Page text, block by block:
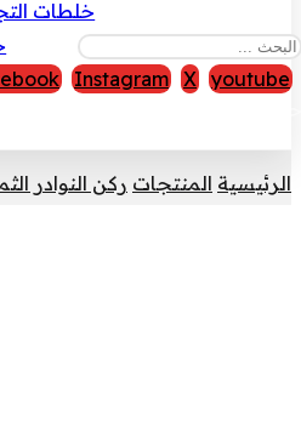
خلطات
Instagram X youtube
الرئيسية المنتجات ركن النوادر